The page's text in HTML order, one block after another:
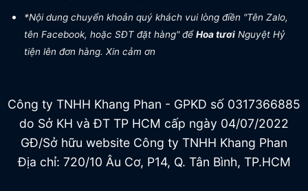
*Nội dung chuyển khoản quý khách vui lòng điền "Tên Zalo,
tên Facebook, hoặc SĐT đặt hàng" đểHoa tươi Nguyệt Hỷ
tiện lên đơn hàng. Xin cảm ơn
Công ty TNHH Khang Phan - GPKD số 0317366885
do Sở KH và ĐT TP HCM cấp ngày 04/07/2022
GĐ/Sở hữu website Công ty TNHH Khang Phan
Địa chỉ: 720/10 Âu Cơ, P14, Q. Tân Bình, TP.HCM